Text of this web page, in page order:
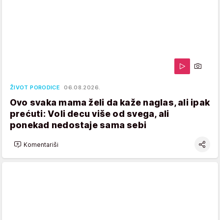
ŽIVOT PORODICE 06.08.2026.
Ovo svaka mama želi da kaže naglas, ali ipak
prećuti: Voli decu više od svega, ali
ponekad nedostaje sama sebi
Komentariši